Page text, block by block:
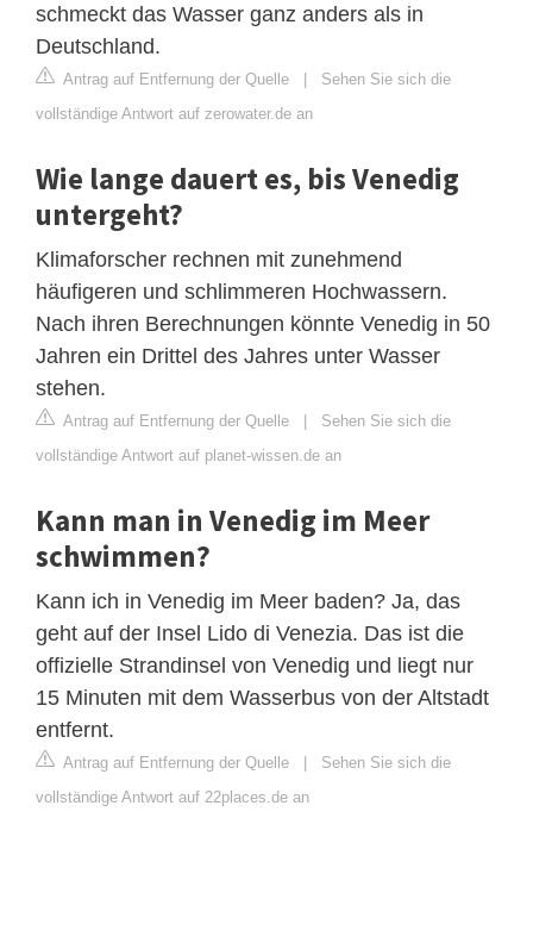
schmeckt das Wasser ganz anders als in
Deutschland.
Antrag auf Entfernung der Quelle | Sehen Sie sich die
vollständige Antwort auf zerowater.de an
Wie lange dauert es, bis Venedig
untergeht?
Klimaforscher rechnen mit zunehmend
häufigeren und schlimmeren Hochwassern.
Nach ihren Berechnungen könnte Venedig in 50
Jahren ein Drittel des Jahres unter Wasser
stehen.
Antrag auf Entfernung der Quelle | Sehen Sie sich die
vollständige Antwort auf planet-wissen.de an
Kann man in Venedig im Meer
schwimmen?
Kann ich in Venedig im Meer baden? Ja, das
geht auf der Insel Lido di Venezia. Das ist die
offizielle Strandinsel von Venedig und liegt nur
15 Minuten mit dem Wasserbus von der Altstadt
entfernt.
Antrag auf Entfernung der Quelle | Sehen Sie sich die
vollständige Antwort auf 22places.de an